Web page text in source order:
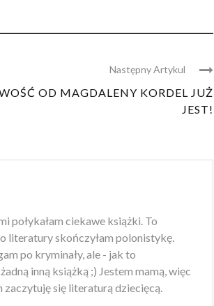
Następny Artykul
OD MAGDALENY KORDEL JUŻ
JEST!
połykałam ciekawe książki. To
literatury skończyłam polonistykę.
po kryminały, ale - jak to
inną książką ;) Jestem mamą, więc
zaczytuję się literaturą dziecięcą.